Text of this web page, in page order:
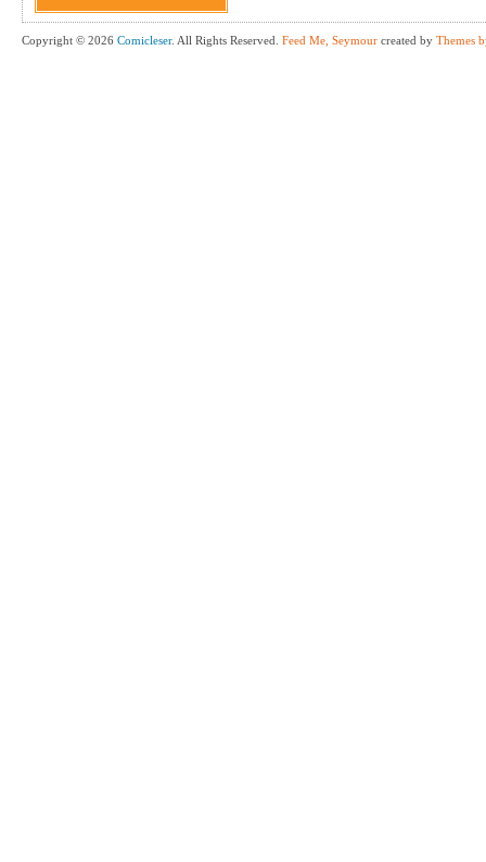
Copyright © 2026 Comicleser. All Rights Reserved. Feed Me, Seymour created by Themes